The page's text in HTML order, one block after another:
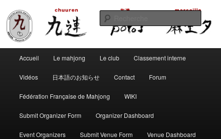
contenu
principal
contenu
secondaire
Chuuren potos Marseille – Mahjong
convivial
principal
Accueil Le mahjong Le club Classement interne
Vidéos 日本語のお知らせ Contact Forum
Fédération Française de Mahjong WIKI
Submit Organizer Form Organizer Dashboard
Event Organizers Submit Venue Form Venue Dashboard